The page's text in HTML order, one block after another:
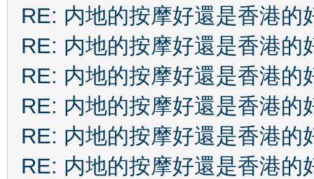
RE: 内地的按摩好還是香港的
RE: 内地的按摩好還是香港的
RE: 内地的按摩好還是香港的
RE: 内地的按摩好還是香港的
RE: 内地的按摩好還是香港的
RE: 内地的按摩好還是香港的